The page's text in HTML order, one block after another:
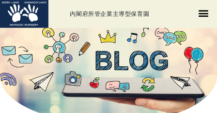
内閣府所管企業主導型保育園